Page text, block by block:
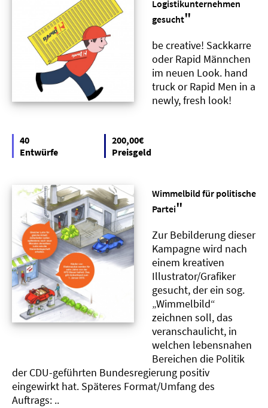
Logistikunternehmen
gesucht"
be creative! Sackkarre
oder Rapid Männchen
im neuen Look. hand
truck or Rapid Men in a
newly, fresh look!
40
Entwürfe
200,00€
Preisgeld
Wimmelbild für politische
Partei"
Zur Bebilderung dieser
Kampagne wird nach
einem kreativen
Illustrator/Grafiker
gesucht, der ein sog.
„Wimmelbild“
zeichnen soll, das
veranschaulicht, in
welchen lebensnahen
Bereichen die Politik
der CDU-geführten Bundesregierung positiv
eingewirkt hat. Späteres Format/Umfang des
Auftrags: ..